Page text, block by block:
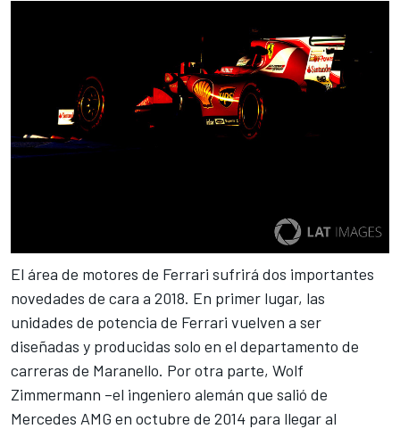
El área de motores de Ferrari sufrirá dos importantes
novedades de cara a 2018. En primer lugar, las
unidades de potencia de Ferrari vuelven a ser
diseñadas y producidas solo en el departamento de
carreras de Maranello. Por otra parte, Wolf
Zimmermann –el ingeniero alemán que salió de
Mercedes AMG en octubre de 2014 para llegar al